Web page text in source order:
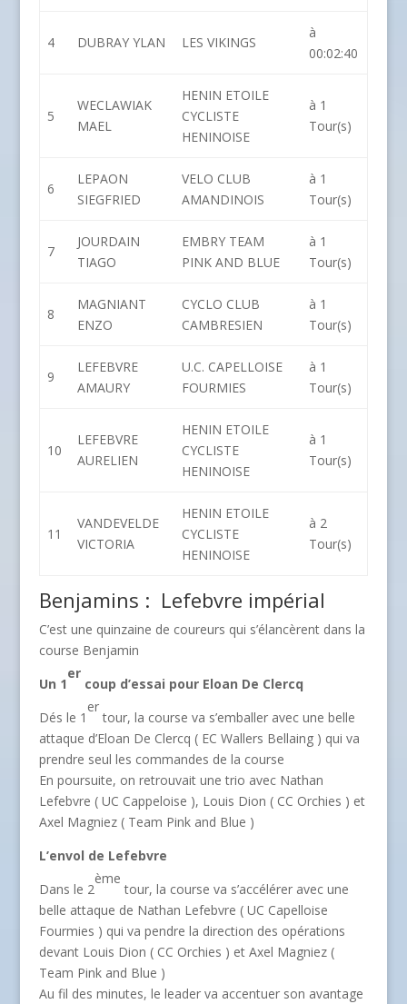
4 DUBRAY YLAN LES VIKINGS
à
00:02:40
5
WECLAWIAK
MAEL
HENIN ETOILE
CYCLISTE
HENINOISE
à 1
Tour(s)
6
LEPAON
SIEGFRIED
VELO CLUB
AMANDINOIS
à 1
Tour(s)
7
JOURDAIN
TIAGO
EMBRY TEAM
PINK AND BLUE
à 1
Tour(s)
8
MAGNIANT
ENZO
CYCLO CLUB
CAMBRESIEN
à 1
Tour(s)
9
LEFEBVRE
AMAURY
U.C. CAPELLOISE
FOURMIES
à 1
Tour(s)
10
LEFEBVRE
AURELIEN
HENIN ETOILE
CYCLISTE
HENINOISE
à 1
Tour(s)
11
VANDEVELDE
VICTORIA
HENIN ETOILE
CYCLISTE
HENINOISE
à 2
Tour(s)
Benjamins : Lefebvre impérial
C’est une quinzaine de coureurs qui s’élancèrent dans la
course Benjamin
Un 1
er
coup d’essai pour Eloan De Clercq
Dés le 1
er
tour, la course va s’emballer avec une belle
attaque d’Eloan De Clercq ( EC Wallers Bellaing ) qui va
prendre seul les commandes de la course
En poursuite, on retrouvait une trio avec Nathan
Lefebvre ( UC Cappeloise ), Louis Dion ( CC Orchies ) et
Axel Magniez ( Team Pink and Blue )
L’envol de Lefebvre
Dans le 2
ème
tour, la course va s’accélérer avec une
belle attaque de Nathan Lefebvre ( UC Capelloise
Fourmies ) qui va pendre la direction des opérations
devant Louis Dion ( CC Orchies ) et Axel Magniez (
Team Pink and Blue )
Au fil des minutes, le leader va accentuer son avantage